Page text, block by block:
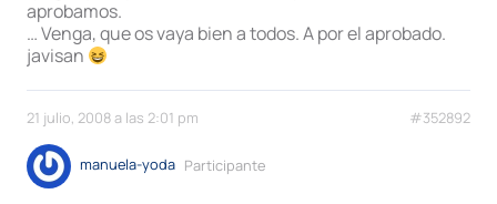
aprobamos.
… Venga, que os vaya bien a todos. A por el aprobado.
javisan
21 julio, 2008 a las 2:01 pm #352892
manuela-yoda Participante